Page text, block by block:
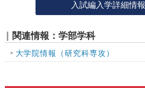
入試編入学詳細情報
関連情報：学部学科
大学院情報（研究科専攻）